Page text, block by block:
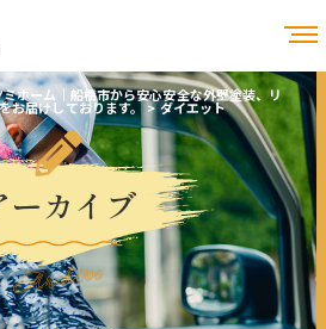
ホーム｜船橋市から安心安全な外壁塗装、リ
お届けしております。>ダイエット
ーカイブ
Archive